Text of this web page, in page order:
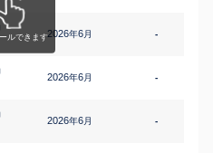
2026年6月 -
2026年6月 -
2026年6月 -